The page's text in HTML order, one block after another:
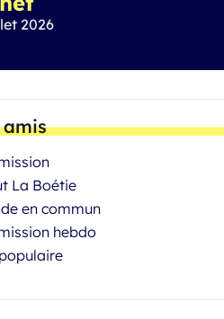
2026
La Boétie
en commun
hebdo